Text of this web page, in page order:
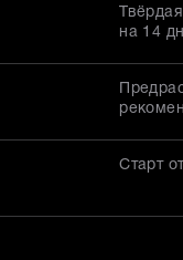
на 14
Старт